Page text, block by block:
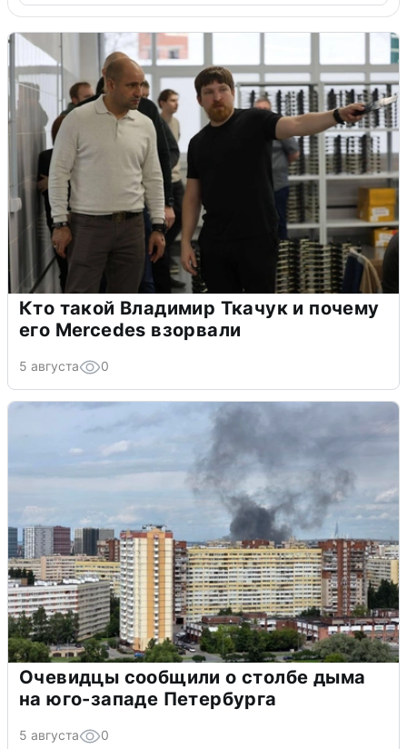
Кто такой Владимир Ткачук и почему
его Mercedes взорвали
5 августа 0
Очевидцы сообщили о столбе дыма
на юго-западе Петербурга
5 августа 0